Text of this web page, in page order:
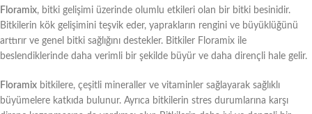
Floramix, bitki gelişimi üzerinde olumlu etkileri olan bir bitki besinidir.
Bitkilerin kök gelişimini teşvik eder, yaprakların rengini ve büyüklüğünü
arttırır ve genel bitki sağlığını destekler. Bitkiler Floramix ile
beslendiklerinde daha verimli bir şekilde büyür ve daha dirençli hale gelir.
Floramix bitkilere, çeşitli mineraller ve vitaminler sağlayarak sağlıklı
büyümelere katkıda bulunur. Ayrıca bitkilerin stres durumlarına karşı